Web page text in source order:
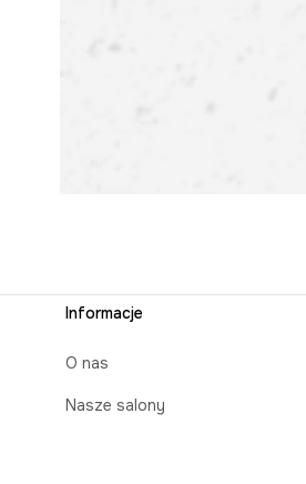
Informacje
O nas
Nasze salony